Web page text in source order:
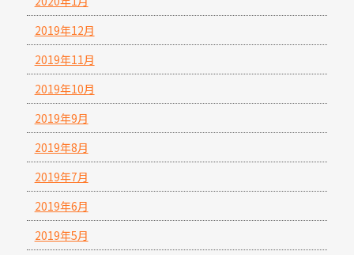
2019年12月
2019年11月
2019年10月
2019年9月
2019年8月
2019年7月
2019年6月
2019年5月